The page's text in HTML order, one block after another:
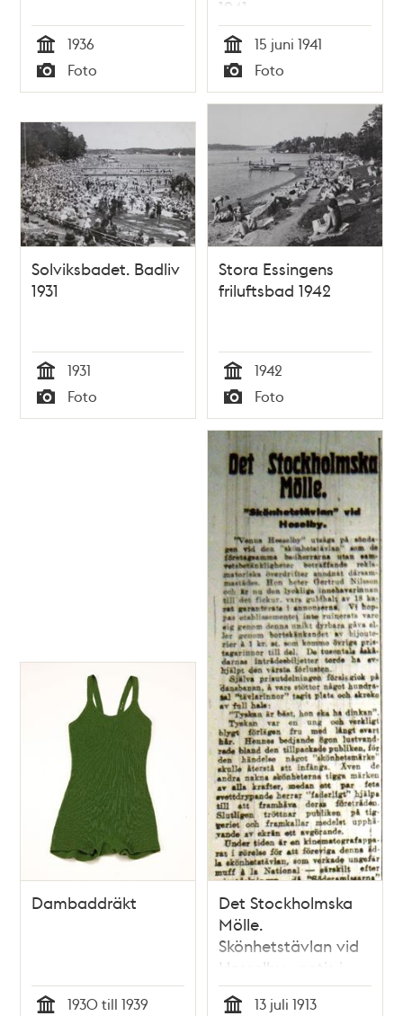
Tid
1936
Typ
Foto
1941
Tid
15 juni 1941
Typ
Foto
Solviksbadet. Badliv
1931
Tid
1931
Typ
Foto
Stora Essingens
friluftsbad 1942
Tid
1942
Typ
Foto
Dambaddräkt
1930 till 1939
Det Stockholmska
Mölle.
Skönhetstävlan vid
Hesselby - notis i
Aftonbladet 1913.
13 juli 1913